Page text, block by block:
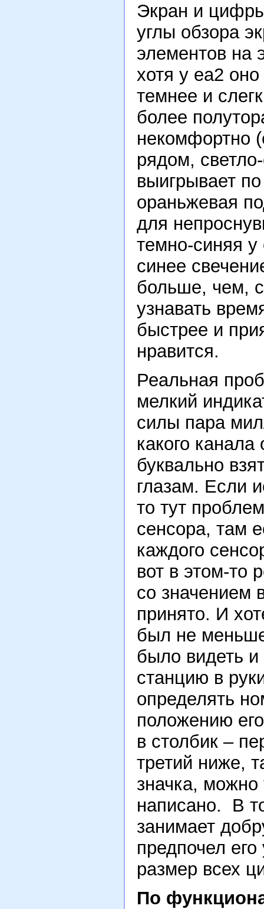
Экран и
углы обзора
элементов на
хотя у ea2
темнее и
более
некомфортно
рядом,
выигрывает
ораньжевая
для
темно-синяя у
синее
больше, чем,
узнавать
быстрее и
нравится.
Реальная
мелкий
силы пара
какого
буквально
глазам. Если
то тут
сенсора, там
каждого
вот в этом-то
со значением
принято. И
был не
было видеть и
станцию в
определять
положению
в столбик –
третий ниже,
значка, можно
написано. В
занимает
предпочел
размер всех
По